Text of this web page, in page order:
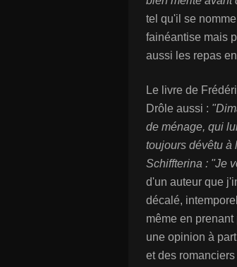
tel qu'il se
fainéantise mais
aussi les repas
Le livre de
Drôle aussi :
de ménage, qui
toujours dévêtu à
Schiffterina : "Je
d'un auteur que
décalé,
même en
une opinion à
et des